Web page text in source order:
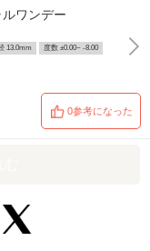
ワンデー
13.0mm 度数 ±0.00~ -8.00
0参考になった